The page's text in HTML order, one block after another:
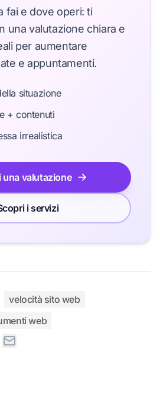
fai e dove operi: ti
una valutazione chiara e
per aumentare
e appuntamenti.
situazione
+ contenuti
irrealistica
una valutazione
i servizi
velocità sito web
web